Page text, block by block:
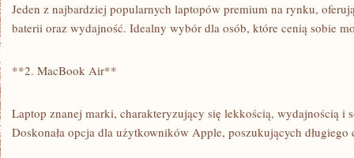
Jeden⁤ z najbardziej popularnych laptopów premium na rynku,‌
baterii oraz wydajność. Idealny​ wybór dla osób,​ które cenią sobie
**2. ‌MacBook Air**
Laptop znanej marki, charakteryzujący się lekkością, wydajnością ​i
Doskonała opcja dla użytkowników ⁣Apple, poszukujących długiego